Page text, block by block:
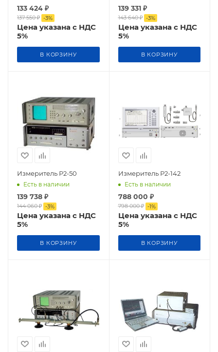
133 424 ₽
137 550₽ -3%
Цена указана с НДС
5%
В КОРЗИНУ
139 331₽
143 640₽ -3%
Цена указана с НДС
5%
В КОРЗИНУ
Измеритель Р2-50
Есть в наличии
139 738 ₽
144 060₽ -3%
Цена указана с НДС
5%
В КОРЗИНУ
Измеритель Р2-142
Есть в наличии
788 000 ₽
798 000₽ -1%
Цена указана с НДС
5%
В КОРЗИНУ